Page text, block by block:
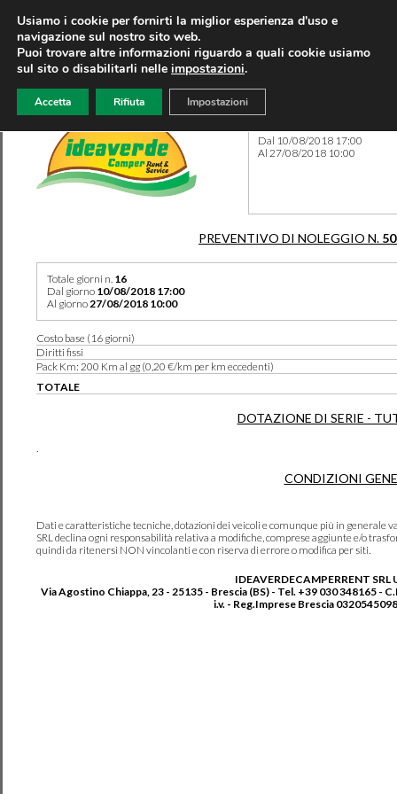
Dal 10/08/2018 17:00
Al 27/08/2018 10:00
PREVENTIVO DI NOLEGGIO N.
Totale giorni n. 16
Dal giorno 10/08/2018 17:00
Al giorno27/08/2018 10:00
Costo base (16 giorni)
Diritti fissi
Pack Km: 200 Km al gg (0,20 €/km per km eccedenti)
TOTALE
DOTAZIONE DI SERIE -
.
CONDIZIONI
Dati e caratteristiche tecniche, dotazioni dei veicoli e comunque più in generale
SRL declina ogni responsabilità relativa a modifiche, comprese aggiunte e/o
quindi da ritenersi NON vincolanti e con riserva di errore o modifica per siti.
IDEAVERDECAMPERRENT SRL
Via Agostino Chiappa, 23 - 25135 - Brescia (BS) - Tel. +39 030 348165 -
i.v. - Reg.Imprese Brescia
Usiamo i cookie per fornirti la miglior esperienza d'uso e
navigazione sul nostro sito web.
Puoi trovare altre informazioni riguardo a quali cookie usiamo
sul sito o disabilitarli nelle impostazioni.
Accetta Rifiuta Impostazioni